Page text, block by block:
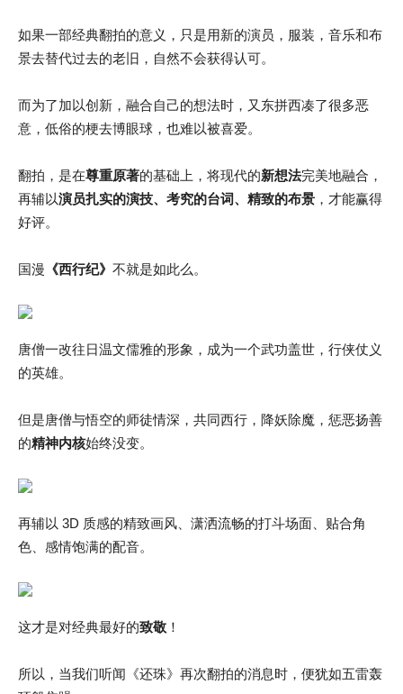
如果一部经典翻拍的意义，只是用新的演员，服装，音乐和布
景去替代过去的老旧，自然不会获得认可。
而为了加以创新，融合自己的想法时，又东拼西凑了很多恶
意，低俗的梗去博眼球，也难以被喜爱。
翻拍，是在尊重原著的基础上，将现代的新想法完美地融合，
再辅以演员扎实的演技、考究的台词、精致的布景 ，才能赢得
好评。
国漫 《西行纪》 不就是如此么。
唐僧一改往日温文儒雅的形象，成为一个武功盖世，行侠仗义
的英雄。
但是唐僧与悟空的师徒情深，共同西行，降妖除魔，惩恶扬善
的精神内核始终没变。
再辅以 3D 质感的精致画风、潇洒流畅的打斗场面、贴合角
色、感情饱满的配音。
这才是对经典最好的致敬 ！
所以，当我们听闻《还珠》再次翻拍的消息时，便犹如五雷轰